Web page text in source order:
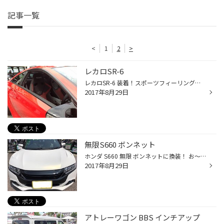
記事一覧
< 1 2 >
レカロSR-6
レカロSR-6 装着！スポーツフィーリングは、バツグン！ ドレスアップ、ルックスアップ！ シートの存在は、大きいです！
2017年8月29日
無限S660 ボンネット
ホンダ S660 無限 ボンネットに換装！ お〜〜！レーシー！ダクトもカッコイイ！ 軽量化で、ハンドリングアップ！走りも変わる！
2017年8月29日
アトレーワゴン BBS インチアップ